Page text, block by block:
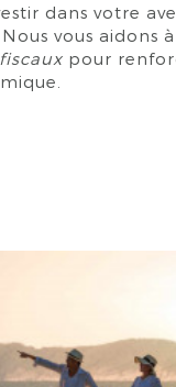
dans votre
vous aidons
pour